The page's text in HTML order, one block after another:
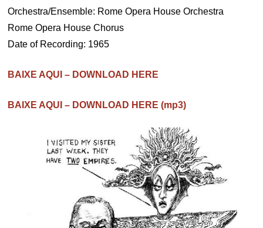
Orchestra/Ensemble: Rome Opera House Orchestra
Rome Opera House Chorus
Date of Recording: 1965
BAIXE AQUI – DOWNLOAD HERE
BAIXE AQUI – DOWNLOAD HERE (mp3)